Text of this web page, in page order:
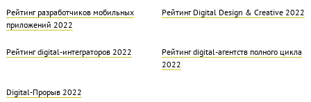
Рейтинг разработчиков мобильных
приложений 2022
Рейтинг Digital Design & Creative 2022
Рейтинг digital-интеграторов 2022
Рейтинг digital-агентств полного цикла
2022
Digital-Прорыв 2022